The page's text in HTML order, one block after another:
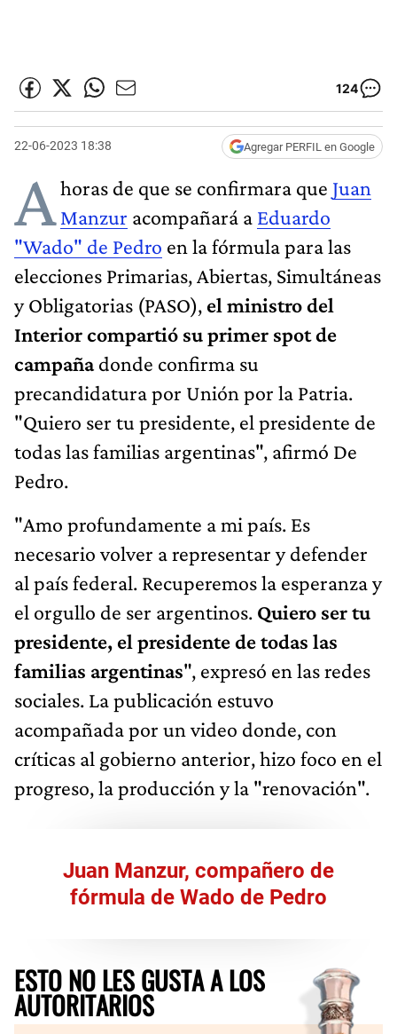
124
22-06-2023 18:38 Agregar PERFIL en Google
Ahoras de que se confirmara que Juan
Manzur acompañará a Eduardo
"Wado" de Pedro en la fórmula para las
elecciones Primarias, Abiertas, Simultáneas
y Obligatorias (PASO), el ministro del
Interior compartió su primer spot de
campañadonde confirma su
precandidatura por Unión por la Patria.
"Quiero ser tu presidente, el presidente de
todas las familias argentinas", afirmó De
Pedro.
"Amo profundamente a mi país. Es
necesario volver a representar y defender
al país federal. Recuperemos la esperanza y
el orgullo de ser argentinos. Quiero ser tu
presidente, el presidente de todas las
familias argentinas", expresó en las redes
sociales. La publicación estuvo
acompañada por un video donde, con
críticas al gobierno anterior, hizo foco en el
progreso, la producción y la "renovación".
Juan Manzur, compañero de
fórmula de Wado de Pedro
ESTO NO LES GUSTA A LOS
AUTORITARIOS